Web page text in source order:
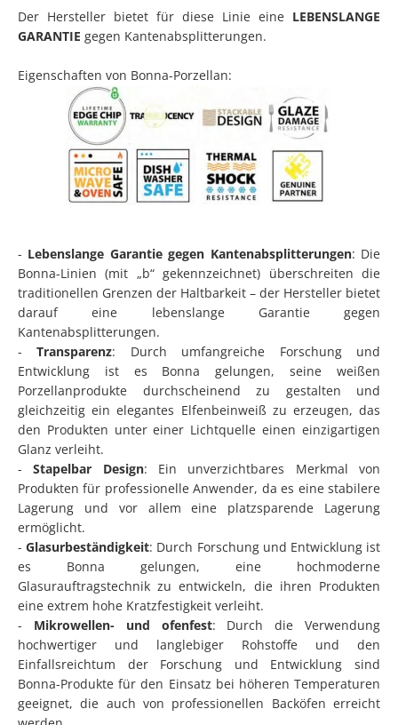
Der Hersteller bietet für diese Linie eine LEBENSLANGE
GARANTIE gegen Kantenabsplitterungen.
Eigenschaften von Bonna-Porzellan:
- Lebenslange Garantie gegen Kantenabsplitterungen: Die
Bonna-Linien (mit „b“ gekennzeichnet) überschreiten die
traditionellen Grenzen der Haltbarkeit – der Hersteller bietet
darauf eine lebenslange Garantie gegen
Kantenabsplitterungen.
-Transparenz: Durch umfangreiche Forschung und
Entwicklung ist es Bonna gelungen, seine weißen
Porzellanprodukte durchscheinend zu gestalten und
gleichzeitig ein elegantes Elfenbeinweiß zu erzeugen, das
den Produkten unter einer Lichtquelle einen einzigartigen
Glanz verleiht.
-Stapelbar Design: Ein unverzichtbares Merkmal von
Produkten für professionelle Anwender, da es eine stabilere
Lagerung und vor allem eine platzsparende Lagerung
ermöglicht.
-Glasurbeständigkeit: Durch Forschung und Entwicklung ist
es Bonna gelungen, eine hochmoderne
Glasurauftragstechnik zu entwickeln, die ihren Produkten
eine extrem hohe Kratzfestigkeit verleiht.
- Mikrowellen- und ofenfest: Durch die Verwendung
hochwertiger und langlebiger Rohstoffe und den
Einfallsreichtum der Forschung und Entwicklung sind
Bonna-Produkte für den Einsatz bei höheren Temperaturen
geeignet, die auch von professionellen Backöfen erreicht